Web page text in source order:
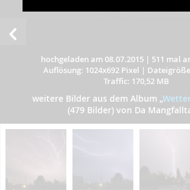
hochgeladen am 08.07.2015 | 511 mal
Auflösung: 1024x692 Pixel |
Traffic: 170,52 MB
weitere Bilder aus dem Album „
(479 Bilder) von Da